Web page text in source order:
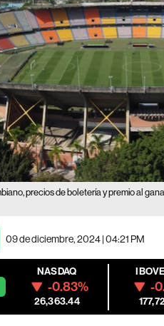
precios de boletería y premio al
09 de diciembre, 2024 | 04:21 PM
NASDAQ
-0.83%
26,363.44
-